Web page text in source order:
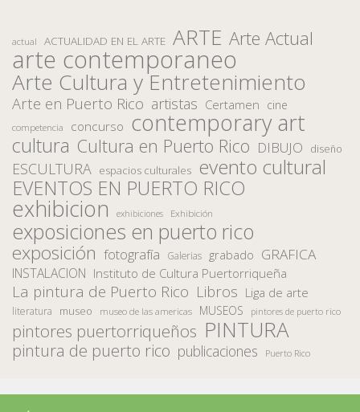
actual ACTUALIDAD EN EL ARTE ARTE Arte Actual
arte contemporaneo
Arte Cultura y Entretenimiento
Arte en Puerto Rico artistas Certamen cine
competencia concurso contemporary art
cultura Cultura en Puerto Rico DIBUJO diseño
ESCULTURA espacios culturales evento cultural
EVENTOS EN PUERTO RICO
exhibicion exhibiciones Exhibición
exposiciones en puerto rico
exposición fotografía Galerias grabado GRAFICA
INSTALACION Instituto de Cultura Puertorriqueña
La pintura de Puerto Rico Libros Liga de arte
literatura museo museo de las americas MUSEOS pintores de puerto rico
pintores puertorriqueños PINTURA
pintura de puerto rico publicaciones Puerto Rico